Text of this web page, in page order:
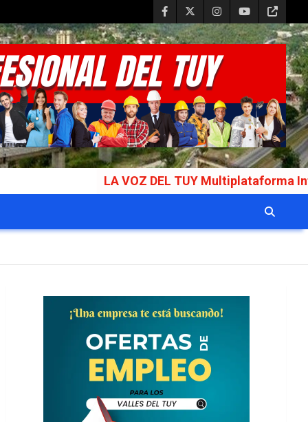
LA VOZ DEL TUY Multiplataforma Informativa